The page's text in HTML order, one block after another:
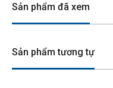
Sản phẩm đã xem
Sản phẩm tương tự